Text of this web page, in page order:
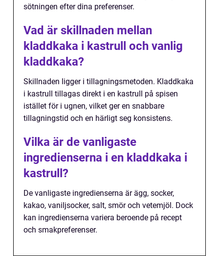
sötningen efter dina preferenser.
Vad är skillnaden mellan
kladdkaka i kastrull och vanlig
kladdkaka?
Skillnaden ligger i tillagningsmetoden. Kladdkaka
i kastrull tillagas direkt i en kastrull på spisen
istället för i ugnen, vilket ger en snabbare
tillagningstid och en härligt seg konsistens.
Vilka är de vanligaste
ingredienserna i en kladdkaka i
kastrull?
De vanligaste ingredienserna är ägg, socker,
kakao, vaniljsocker, salt, smör och vetemjöl. Dock
kan ingredienserna variera beroende på recept
och smakpreferenser.